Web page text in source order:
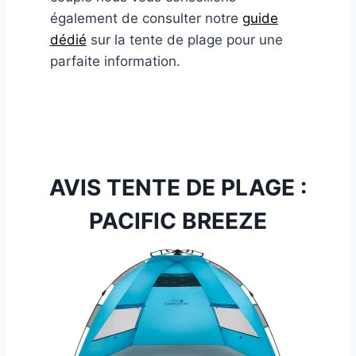
également de consulter notre guide
dédié sur la tente de plage pour une
parfaite information.
AVIS TENTE DE PLAGE :
PACIFIC BREEZE